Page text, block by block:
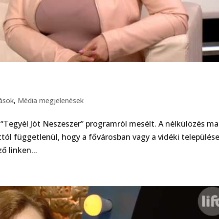
, Média megjelenések
Jót Neszeszer” programról mesélt. A nélkülözés ma
függetlenül, hogy a fővárosban vagy a vidéki
linken...